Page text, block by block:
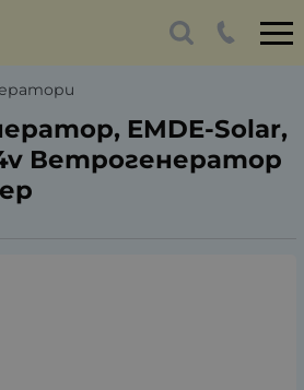
EMDE-Solar,
Ветрогенератор